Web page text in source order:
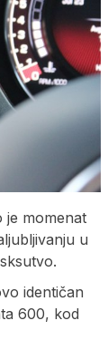
je momenat
u
identičan
600, kod